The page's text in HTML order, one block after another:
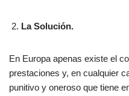
La Solución.
En Europa apenas existe el
prestaciones y, en cualquier
punitivo y oneroso que tiene